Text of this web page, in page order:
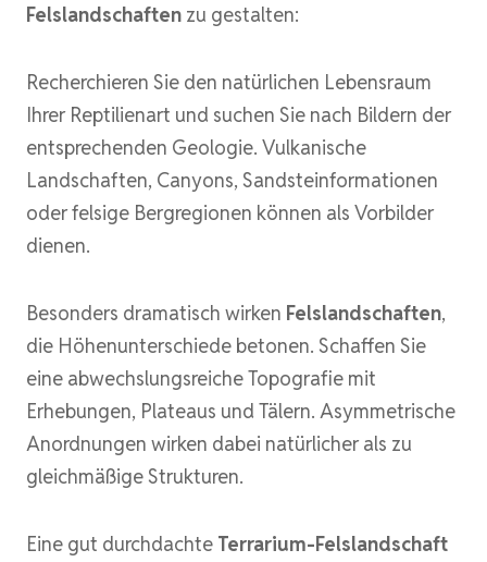
Felslandschaften zu gestalten:
Recherchieren Sie den natürlichen Lebensraum
Ihrer Reptilienart und suchen Sie nach Bildern der
entsprechenden Geologie. Vulkanische
Landschaften, Canyons, Sandsteinformationen
oder felsige Bergregionen können als Vorbilder
dienen.
Besonders dramatisch wirken Felslandschaften,
die Höhenunterschiede betonen. Schaffen Sie
eine abwechslungsreiche Topografie mit
Erhebungen, Plateaus und Tälern. Asymmetrische
Anordnungen wirken dabei natürlicher als zu
gleichmäßige Strukturen.
Eine gut durchdachte Terrarium-Felslandschaft